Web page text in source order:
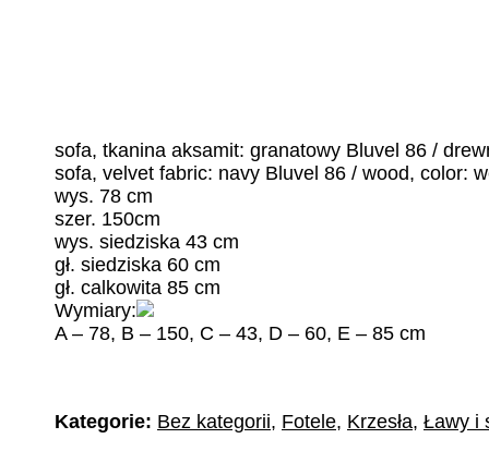
sofa, tkanina aksamit: granatowy Bluvel 86 /
sofa, velvet fabric: navy Bluvel 86 / wood, color:
wys. 78 cm
szer. 150cm
wys. siedziska 43 cm
gł. siedziska 60 cm
gł. calkowita 85 cm
Wymiary:
A – 78, B – 150, C – 43, D – 60, E – 85 cm
Kategorie: Bez kategorii, Fotele, Krzesła, Ławy i